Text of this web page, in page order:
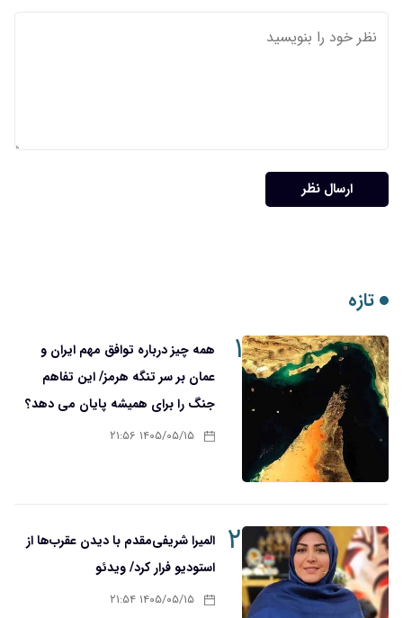
ارسال نظر
تازه
۱
همه چیز درباره توافق مهم ایران و
عمان بر سر تنگه هرمز/ این تفاهم
جنگ را برای همیشه پایان می دهد؟
۱۴۰۵/۰۵/۱۵ ۲۱:۵۶
۲
المیرا شریفی‌مقدم با دیدن عقرب‌ها از
استودیو فرار کرد/ ویدئو
۱۴۰۵/۰۵/۱۵ ۲۱:۵۴